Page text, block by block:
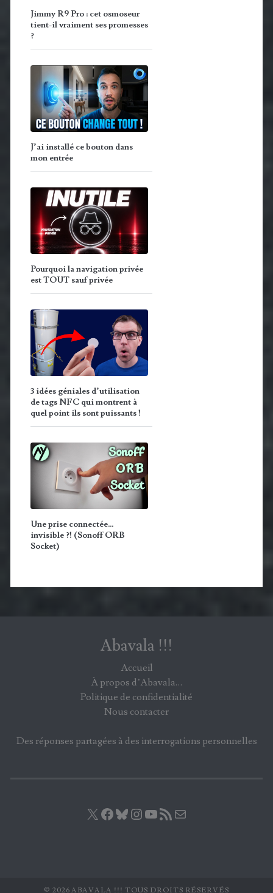
Jimmy R9 Pro : cet osmoseur
tient-il vraiment ses promesses
?
J’ai installé ce bouton dans
mon entrée
Pourquoi la navigation privée
est TOUT sauf privée
3 idées géniales d’utilisation
de tags NFC qui montrent à
quel point ils sont puissants !
Une prise connectée…
invisible ?! (Sonoff ORB
Socket)
Abavala !!!
Accueil
À propos d’Abavala…
Politique de confidentialité
Nous contacter
Des réponses partagées à des interrogations personnelles
X Facebook
Bluesky
Instagram
YouTube
Flux RSS
© 2026 ABAVALA !!! TOUS DROITS RÉSERVÉS